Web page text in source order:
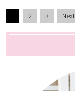
1 2 3 Next